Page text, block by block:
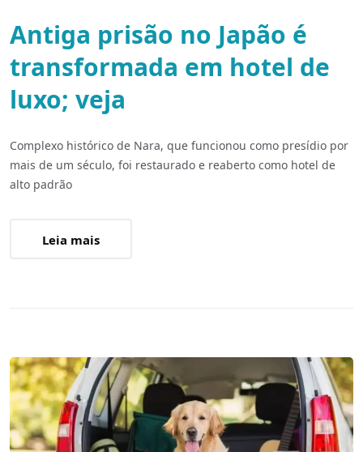
Antiga prisão no Japão é
transformada em hotel de
luxo; veja
Complexo histórico de Nara, que funcionou como presídio por
mais de um século, foi restaurado e reaberto como hotel de
alto padrão
Leia mais